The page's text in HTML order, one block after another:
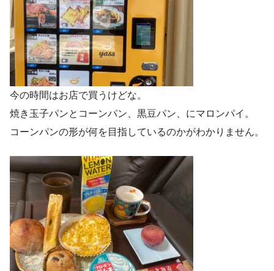
今の時間はお店で買うけどな。
焼き玉子パンとコーンパン、黒豆パン、にマロンパイ。
コーンパンの形が何を目指しているのかがわかりません。